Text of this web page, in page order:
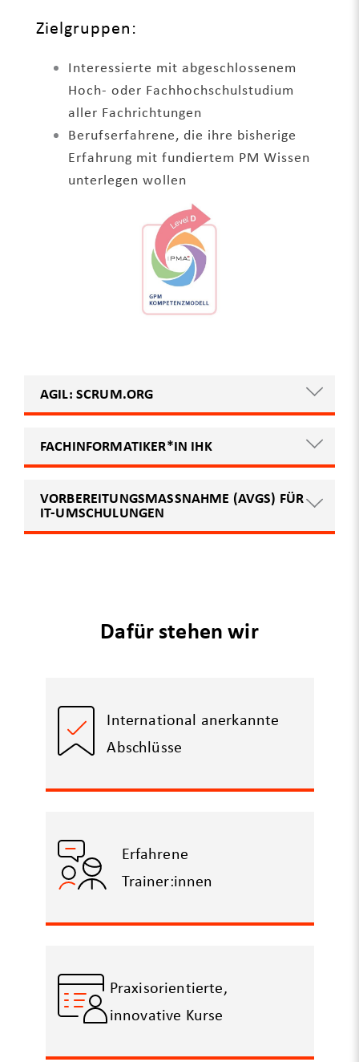
Zielgruppen:
Interessierte mit abgeschlossenem
Hoch- oder Fachhochschulstudium
aller Fachrichtungen
Berufserfahrene, die ihre bisherige
Erfahrung mit fundiertem PM Wissen
unterlegen wollen
AGIL: SCRUM.ORG
FACHINFORMATIKER*IN IHK
VORBEREITUNGSMASSNAHME (AVGS) FÜR I
T-UMSCHULUNGEN
Dafür stehen wir
International anerkannte
Abschlüsse
Erfahrene
Trainer:innen
Praxisorientierte,
innovative Kurse